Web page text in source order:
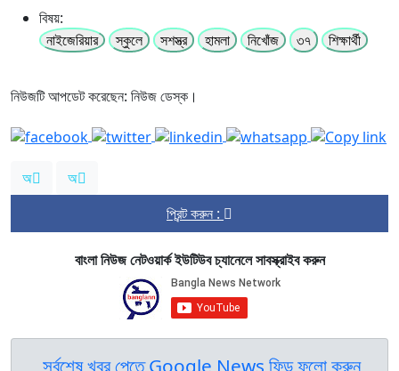
বিষয়:
নাইজেরিয়ার
স্কুলে সশস্ত্র হামলা নিখোঁজ ৩৭ শিক্ষার্থী
নিউজটি আপডেট করেছেন: নিউজ ডেস্ক।
অ
অ
প্রিন্ট করুন :
বাংলা নিউজ নেটওয়ার্ক ইউটিউব চ্যানেলে সাবস্ক্রাইব করুন
সর্বশেষ খবর পেতে Google News ফিড ফলো করুন